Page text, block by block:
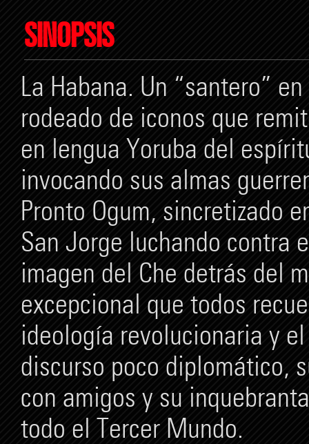
SINOPSIS
La Habana. Un “santero”
rodeado de iconos que
en lengua Yoruba del
invocando sus almas
Pronto Ogum, sincretizado
San Jorge luchando contra
imagen del Che detrás del
excepcional que todos
ideología revolucionaria y
discurso poco diplomático,
con amigos y su
todo el Tercer Mundo.